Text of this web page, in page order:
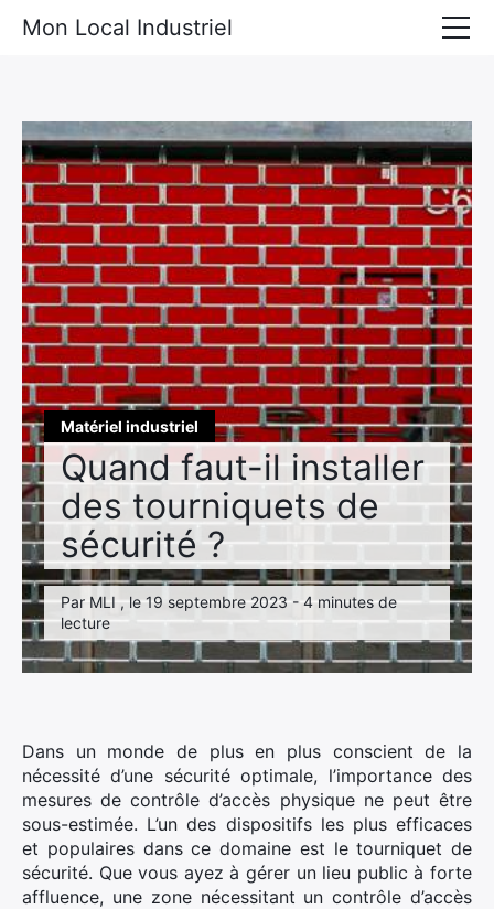
Matériel industriel
Quand faut-il installer
des tourniquets de
sécurité ?
Par MLI , le 19 septembre 2023 - 4 minutes de
lecture
Dans un monde de plus en plus conscient de la
nécessité d’une sécurité optimale, l’importance des
mesures de contrôle d’accès physique ne peut être
sous-estimée. L’un des dispositifs les plus efficaces
et populaires dans ce domaine est le tourniquet de
sécurité. Que vous ayez à gérer un lieu public à forte
affluence, une zone nécessitant un contrôle d’accès
Mon Local Industriel
Locaux industriels à vendre
Actualités diverses
Matériel industriel